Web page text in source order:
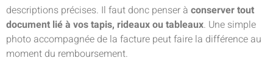
descriptions précises. Il faut donc penser à conserver tout
document lié à vos tapis, rideaux ou tableaux. Une simple
photo accompagnée de la facture peut faire la différence au
moment du remboursement.